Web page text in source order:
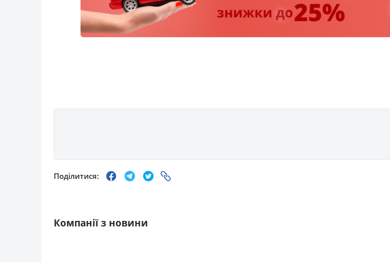
Поділитися:
Компанії з новини